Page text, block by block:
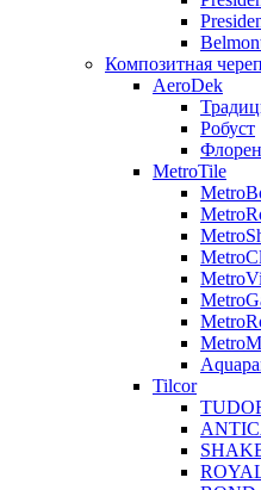
Композитная
AeroDek
Робуст
MetroTile
Tilcor